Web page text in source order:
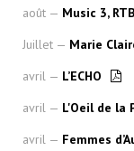
août — Music 3,
Juillet — Marie
avril — L’ECHO
avril — L'Oeil de la
avril — Femmes